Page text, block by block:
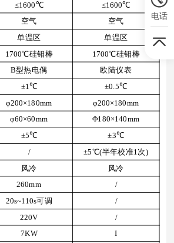
≤1600℃ ≤1600℃
空气
空气
单温区
单温区
1700℃硅钼棒 1700℃硅钼棒
B型热电偶 欧陆仪表
±1℃
±0.5℃
φ200×180mm φ200×180mm
φ60×60mm Φ180×140mm
±5℃ ±3℃
/ ±5℃(半年校准1次)
风冷
风冷
260mm
/
20s~110s可调
/
220V /
7KW I
电话